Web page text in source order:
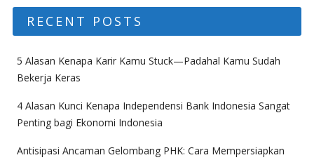
RECENT POSTS
5 Alasan Kenapa Karir Kamu Stuck—Padahal Kamu Sudah
Bekerja Keras
4 Alasan Kunci Kenapa Independensi Bank Indonesia Sangat
Penting bagi Ekonomi Indonesia
Antisipasi Ancaman Gelombang PHK: Cara Mempersiapkan